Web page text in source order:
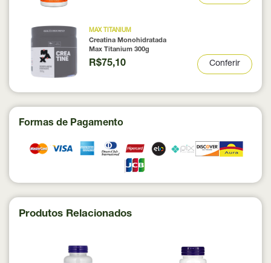
MAX TITANIUM
Creatina Monohidratada
Max Titanium 300g
R$75,10 Conferir
Formas de Pagamento
Produtos Relacionados